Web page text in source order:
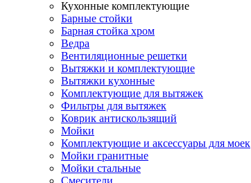
Кухонные комплектующие
Барные стойки
Барная стойка хром
Ведра
Вентиляционные решетки
Вытяжки и комплектующие
Вытяжки кухонные
Комплектующие для вытяжек
Фильтры для вытяжек
Коврик антискользящий
Мойки
Комплектующие и аксессуары для моек
Мойки гранитные
Мойки стальные
Смесители